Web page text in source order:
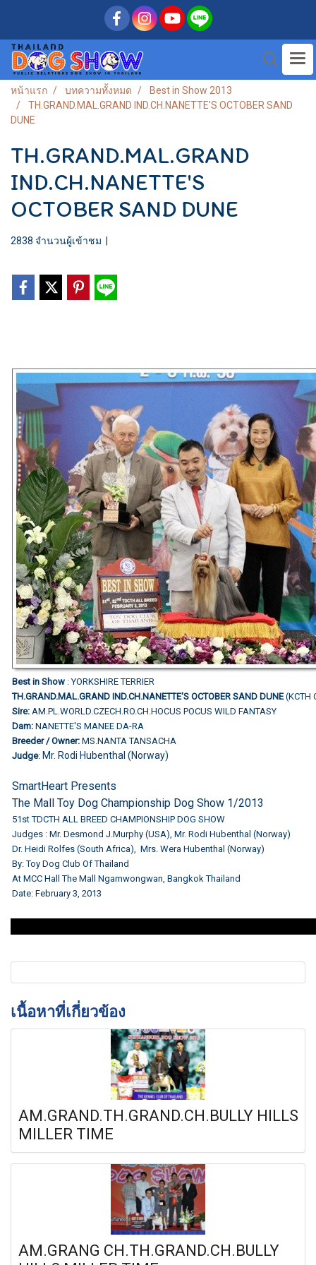
หน้าแรก บทความทั้งหมด
Best in Show 2013
TH.GRAND.MAL.GRAND IND.CH.NANETTE'S OCTOBER SAND
DUNE
TH.GRAND.MAL.GRAND
IND.CH.NANETTE'S
OCTOBER SAND DUNE
2838 จำนวนผู้เข้าชม
Best in Show : YORKSHIRE TERRIER
TH.GRAND.MAL.GRAND IND.CH.NANETTE'S OCTOBER SAND DUNE(KCTH
Sire: AM.PL.WORLD.CZECH.RO.CH.HOCUS POCUS WILD FANTASY
Dam: NANETTE'S MANEE DA-RA
Breeder / Owner: MS.NANTA TANSACHA
Judge: Mr. Rodi Hubenthal (Norway)
SmartHeart Presents
The Mall Toy Dog Championship Dog Show 1/2013
51st TDCTH ALL BREED CHAMPIONSHIP DOG SHOW
Judges : Mr. Desmond J.Murphy (USA), Mr. Rodi Hubenthal (Norway)
Dr. Heidi Rolfes (South Africa), Mrs. Wera Hubenthal (Norway)
By: Toy Dog Club Of Thailand
At MCC Hall The Mall Ngamwongwan, Bangkok Thailand
Date: February 3, 2013
เนื้อหาที่เกี่ยวข้อง
AM.GRAND.TH.GRAND.CH.BULLY HILLS
MILLER TIME
AM.GRANG CH.TH.GRAND.CH.BULLY